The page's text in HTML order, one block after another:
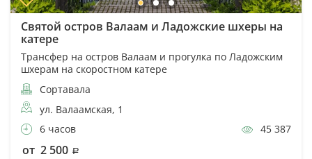
Святой остров Валаам и Ладожские шхеры на
катере
Трансфер на остров Валаам и прогулка по Ладожским
шхерам на скоростном катере
Сортавала
ул. Валаамская, 1
6 часов
45 387
от 2 500